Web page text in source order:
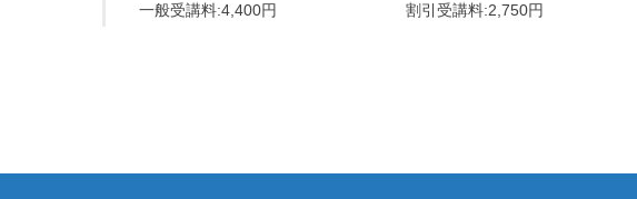
一般受講料:4,400円 割引受講料:2,750円